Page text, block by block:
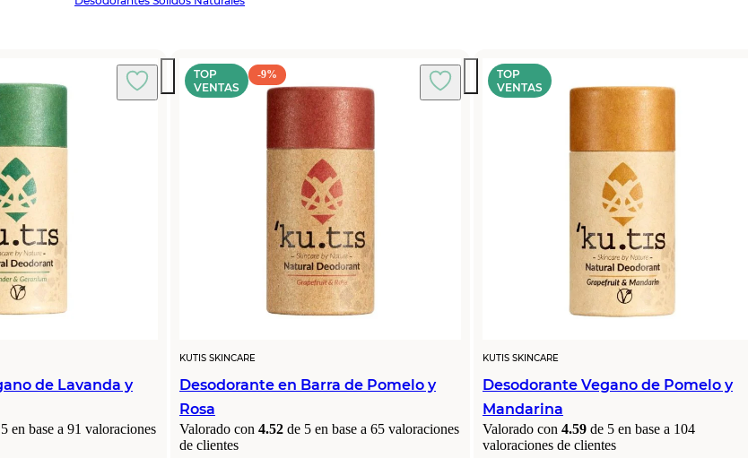
de Lavanda y
en base a 91 valoraciones
TOP
VENTAS
-9%
KUTIS SKINCARE
Desodorante en Barra de Pomelo y
Rosa
Valorado con 4.52 de 5 en base a 65 valoraciones
de clientes
TOP
VENTAS
KUTIS SKINCARE
Desodorante Vegano de Pomelo y
Mandarina
Valorado con 4.59 de 5 en base a 104
valoraciones de clientes